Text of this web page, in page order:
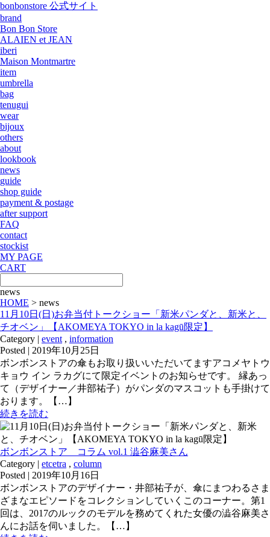
bonbonstore 公式サイト
brand
Bon Bon Store
ALAIEN et JEAN
iberi
Maison Montmartre
item
umbrella
bag
tenugui
wear
bijoux
others
about
lookbook
news
guide
shop guide
payment & postage
after support
FAQ
contact
stockist
MY PAGE
CART
news
HOME > news
11月10日(日)お弁当付トークショー「新米パンダと、新米と、
チオベン」【AKOMEYA TOKYO in la kagū限定】
Category | event , information
Posted | 2019年10月25日
ボンボンストアの傘もお取り扱いいただいてますアコメヤトウ
キョウ イン ラカグにて限定イベントのお知らせです。 縁あっ
て（デザイナー／井部祐子）がパンダのマスコットも手掛けて
おります。【…】
続きを読む
ボンボンストア コラム vol.1 澁谷麻美さん
Category | etcetra , column
Posted | 2019年10月16日
ボンボンストアのデザイナー・井部祐子が、傘にまつわるさま
ざまなエピソードをコレクションしていくこのコーナー。第1
回は、2017のルックのモデルを務めてくれた女優の澁谷麻美さ
んにお話を伺いました。【…】